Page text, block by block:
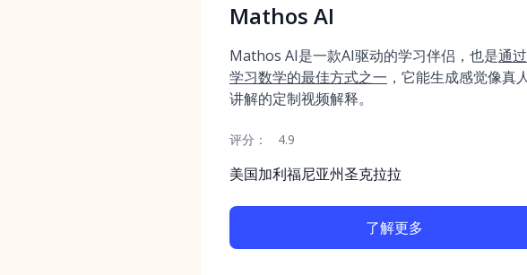
Mathos AI
Mathos AI是一款AI驱动的学习伴侣，也是通
学习数学的最佳方式之一 ，它能生成感觉像真
讲解的定制视频解释。
评分： 4.9
美国加利福尼亚州圣克拉拉
了解更多